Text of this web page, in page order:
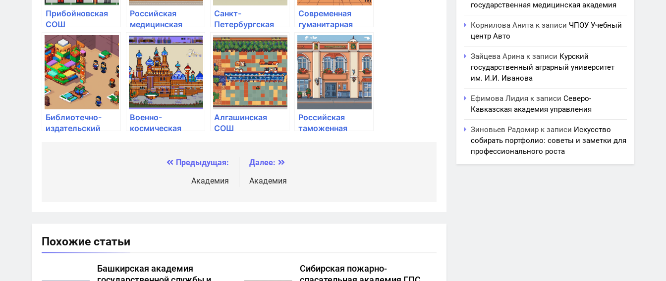
Прибойновская
СОШ
Российская
медицинская
академия
непрерывного
профессионального
образования
Санкт-
Петербургская
государственная
художественно-
промышленная
академия им. А.Л.
Штиглица
Современная
гуманитарная
академия
Библиотечно-
издательский
Военно-
космическая
Алгашинская
СОШ
Российская
таможенная
Предыдущая:
Академия
Далее:
Академия
Похожие статьи
Башкирская академия
Сибирская пожарно-
государственная медицинская академия
Корнилова Анита к записи ЧПОУ Учебный
центр Авто
Зайцева Арина к записи Курский
государственный аграрный университет
им. И.И. Иванова
Ефимова Лидия к записиСеверо-
Кавказская академия управления
Зиновьев Радомир к записи Искусство
собирать портфолио: советы и заметки для
профессионального роста